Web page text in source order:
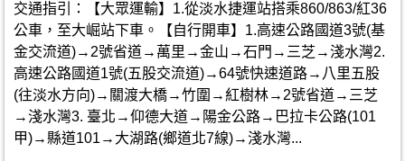
交通指引：【大眾運輸】1.從淡水捷運站搭乘860/863/紅36
公車，至大崛站下車。【自行開車】1.高速公路國道3號(基
金交流道)→2號省道→萬里→金山→石門→三芝→淺水灣2.
高速公路國道1號(五股交流道)→64號快速道路→八里五股
(往淡水方向)→關渡大橋→竹圍→紅樹林→2號省道→三芝
→淺水灣3. 臺北→仰德大道→陽金公路→巴拉卡公路(101
甲)→縣道101→大湖路(鄉道北7線)→淺水灣...